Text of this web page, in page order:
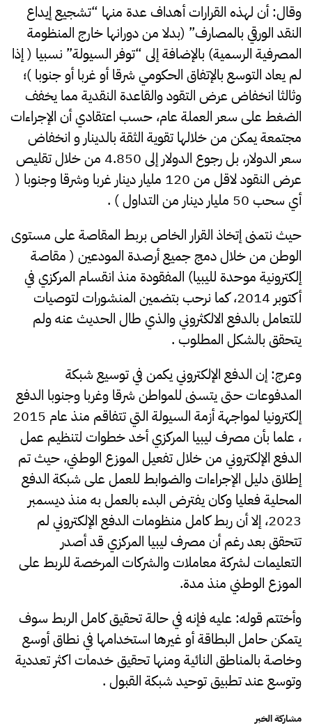
وقال: أن لهذه القرارات أهداف عدة منها “تشجيع إيداع
النقد الورقي بالمصارف” (بدلا من دورانها خارج المنظومة
المصرفية الرسمية) بالإضافة إلى “توفر السيولة” نسبيا ( إذا
لم يعاد التوسع بالإتفاق الحكومي شرقا أو غربا أو جنوبا )؛
وثالثا انخفاض عرض التقود والقاعدة النقدية مما يخفف
الضغط على سعر العملة عام، حسب اعتقادي أن الإجراءات
مجتمعة يمكن من خلالها تقوية الثقة بالدينار و انخفاض
سعر الدولار، بل رجوع الدولار إلى 4.850 من خلال تقليص
عرض النقود لاقل من 120 مليار دينار غربا وشرقا وجنوبا (
أي سحب 50 مليار دينار من التداول ) .
حيث نتمنى إتخاذ القرار الخاص بربط المقاصة على مستوى
الوطن من خلال دمج جميع أرصدة المودعين ( مقاصة
إلكترونية موحدة لليبيا) المفقودة منذ انقسام المركزي في
أكتوبر 2014، كما نرحب بتضمين المنشورات لتوصيات
للتعامل بالدفع الالكثروني والذي طال الحديث عنه ولم
يتحقق بالشكل المطلوب .
وعرج: إن الدفع الإلكتروني يكمن في توسيع شبكة
المدفوعات حتى يتسنى للمواطن شرقا وغربا وجنوبا الدفع
إلكترونيا لمواجهة أزمة السيولة التي تتفاقم منذ عام 2015
، علما بأن مصرف ليبيا المركزي أخد خطوات لتنظيم عمل
الدفع الإلكتروني من خلال تفعيل الموزع الوطني، حيث تم
إطلاق دليل الإجراءات والضوابط للعمل على شبكة الدفع
المحلية فعليا وكان يفترض البدء بالعمل به منذ ديسمبر
2023، إلا أن ربط كامل منظومات الدفع الإلكتروني لم
تتحقق بعد رغم أن مصرف ليبيا المركزي قد أصدر
التعليمات لشركة معاملات والشركات المرخصة للربط على
الموزع الوطني منذ مدة.
وأختتم قوله: عليه فإنه في حالة تحقيق كامل الربط سوف
يتمكن حامل البطاقة أو غيرها استخدامها في نطاق أوسع
وخاصة بالمناطق النائية ومنها تحقيق خدمات اكثر تعددية
وتوسع عند تطبيق توحيد شبكة القبول .
مشاركة الخبر